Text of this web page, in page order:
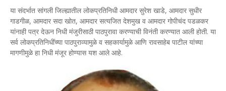
या संदर्भात सांगली जिल्ह्यातील लोकप्रतिनिधी आमदार सुरेश खाडे, आमदार सुधीर
गाडगीळ, आमदार सदा खोत, आमदार सत्यजित देशमुख व आमदार गोपीचंद पडळकर
यांनाही पत्र देऊन निधी मंजुरीसाठी पाठपुरावा करण्याची विनंती करण्यात आली होती. या
सर्व लोकप्रतिनिधींच्या पाठपुराव्यामुळे व सहकार्यामुळे आणि रावसाहेब पाटील यांच्या
मागणीमुळे हा निधी मंजूर होण्यास यश आले आहे.